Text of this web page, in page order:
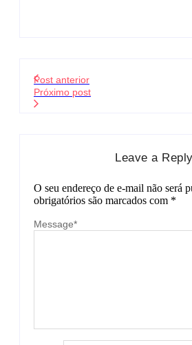
Post anterior
Próximo post
Leave a Reply
O seu endereço de e-mail não será
obrigatórios são marcados com *
Message*